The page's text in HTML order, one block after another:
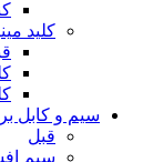
کلید
سیم و کابل
قبل
سیم